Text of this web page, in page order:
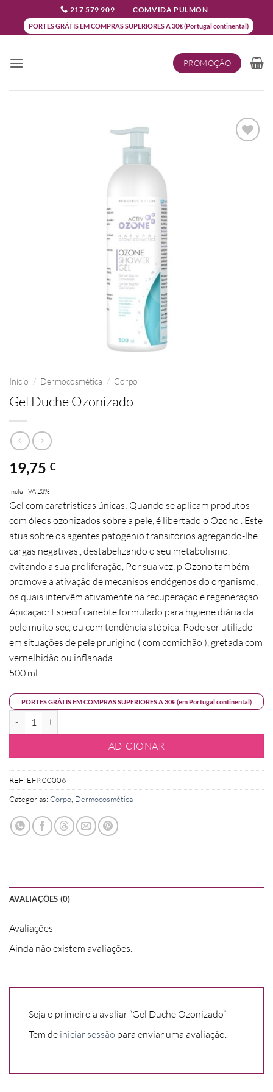
content
217 579 909 COMVIDA PULMON
PORTES GRÁTIS EM COMPRAS SUPERIORES A 30€ (Portugal continental)
PROMOÇÃO
Início / Dermocosmética / Corpo
Gel Duche Ozonizado
19,75 €
Inclui IVA 23%
Gel com caratristicas únicas: Quando se aplicam produtos
com óleos ozonizados sobre a pele, é libertado o Ozono . Este
atua sobre os agentes patogénio transitórios agregando-lhe
cargas negativas,, destabelizando o seu metabolismo,
evitando a sua proliferação, Por sua vez, p Ozono também
promove a ativação de mecanisos endógenos do organismo,
os quais intervêm ativamente na recuperação e regeneração.
Apicação: Especificanebte formulado para higiene diária da
pele muito sec, ou com tendência atópica. Pode ser utilizdo
em situações de pele prurigino ( com comichão ), gretada com
vernelhidão ou inflanada
500 ml
PORTES GRÁTIS EM COMPRAS SUPERIORES A 30€ (em Portugal continental)
ADICIONAR
REF: EFP.00006
Categorias: Corpo, Dermocosmética
AVALIAÇÕES (0)
Avaliações
Ainda não existem avaliações.
Seja o primeiro a avaliar “Gel Duche Ozonizado”
Tem de iniciar sessão para enviar uma avaliação.